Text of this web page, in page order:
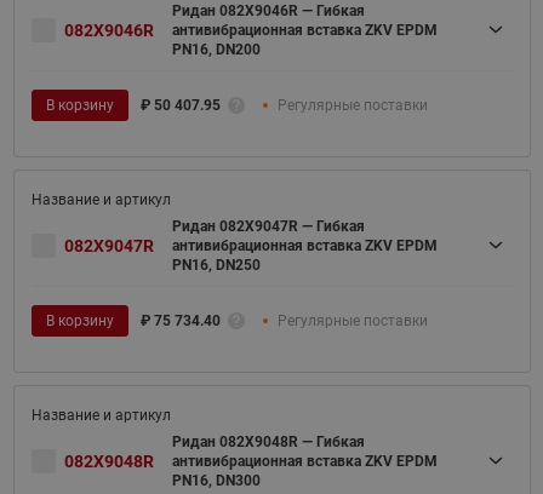
082X9046R
Ридан 082X9046R — Гибкая
антивибрационная вставка ZKV EPDM
PN16, DN200
В корзину ₽ 50 407.95 Регулярные поставки
082X9047R
Ридан 082X9047R — Гибкая
антивибрационная вставка ZKV EPDM
PN16, DN250
В корзину ₽ 75 734.40 Регулярные поставки
082X9048R
Ридан 082X9048R — Гибкая
антивибрационная вставка ZKV EPDM
PN16, DN300